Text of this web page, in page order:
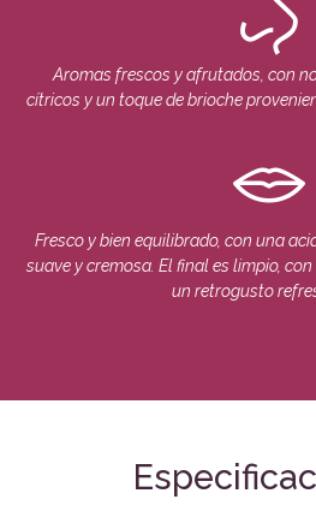
Aromas frescos y afrutados, con
cítricos y un toque de brioche
Fresco y bien equilibrado, con una
suave y cremosa. El final es limpio,
un retrogusto